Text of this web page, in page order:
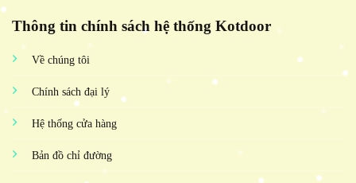
Thông tin chính sách hệ thống Kotdoor
Về chúng tôi
Chính sách đại lý
Hệ thống cửa hàng
Bản đồ chỉ đường